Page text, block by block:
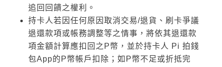
追回回饋之權利。
持卡人若因任何原因取消交易/退貨、刷卡爭議
退還款項或帳務調整等之情事，將依其退還款
項金額計算應扣回之P幣，並於持卡人 Pi 拍錢
包App的P幣帳戶扣除；如P幣不足或折抵完